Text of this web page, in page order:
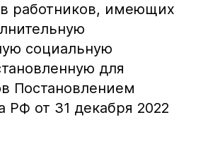
работников, имеющих
социальную
для
Постановлением
РФ от 31 декабря 2022